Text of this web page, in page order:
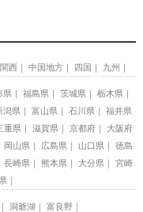
関西 中国地方 四国 九州
県 福島県 茨城県
栃木県
潟県 富山県 石川県
福井県
重県 滋賀県 京都府
大阪府
岡山県 広島県 山口県
徳島
長崎県 熊本県 大分県
宮崎
洞爺湖
富良野